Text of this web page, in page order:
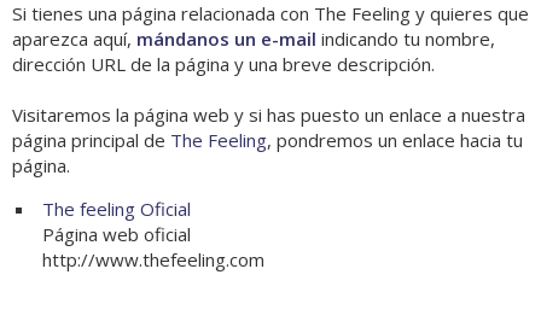
Si tienes una página relacionada con The Feeling y quieres que
aparezca aquí, mándanos un e-mail indicando tu nombre,
dirección URL de la página y una breve descripción.
Visitaremos la página web y si has puesto un enlace a nuestra
página principal de The Feeling, pondremos un enlace hacia tu
página.
The feeling Oficial
Página web oficial
http://www.thefeeling.com